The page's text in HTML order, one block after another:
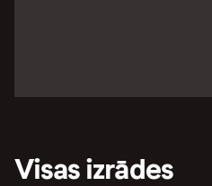
Visas izrādes